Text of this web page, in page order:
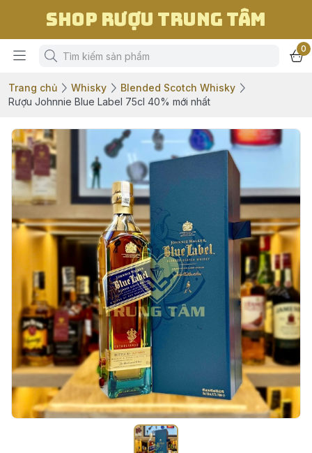
Shop Rượu Trung Tâm
0
Trang chủ Whisky
Blended Scotch Whisky
Rượu Johnnie Blue Label 75cl 40% mới nhất